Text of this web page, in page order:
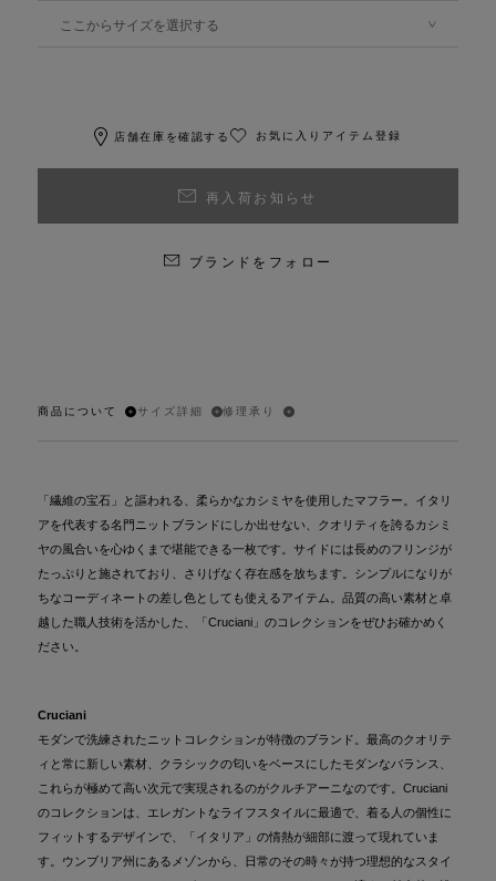
ここからサイズを選択する
店舗在庫を確認する お気に入りアイテム登録
再入荷お知らせ
ブランドをフォロー
商品について サイズ詳細 修理承り
「繊維の宝石」と謳われる、柔らかなカシミヤを使用したマフラー。イタリ
アを代表する名門ニットブランドにしか出せない、クオリティを誇るカシミ
ヤの風合いを心ゆくまで堪能できる一枚です。サイドには長めのフリンジが
たっぷりと施されており、さりげなく存在感を放ちます。シンプルになりが
ちなコーディネートの差し色としても使えるアイテム。品質の高い素材と卓
越した職人技術を活かした、「Cruciani」のコレクションをぜひお確かめく
ださい。
Cruciani
モダンで洗練されたニットコレクションが特徴のブランド。最高のクオリテ
ィと常に新しい素材、クラシックの匂いをベースにしたモダンなバランス、
これらが極めて高い次元で実現されるのがクルチアーニなのです。Cruciani
のコレクションは、エレガントなライフスタイルに最適で、着る人の個性に
フィットするデザインで、「イタリア」の情熱が細部に渡って現れていま
す。ウンブリア州にあるメゾンから、日常のその時々が持つ理想的なスタイ